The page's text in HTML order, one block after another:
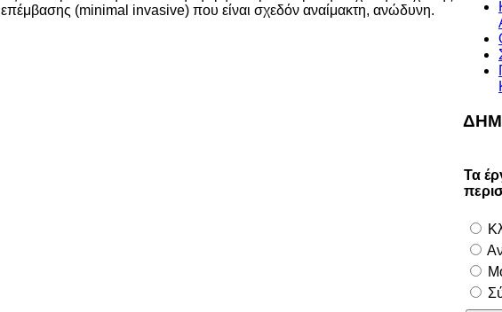
επέμβασης (minimal invasive) που είναι σχεδόν αναίμακτη, ανώδυνη.
Τα